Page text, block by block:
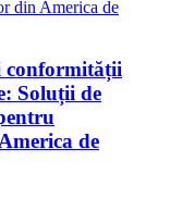
conformității
Soluții de
de